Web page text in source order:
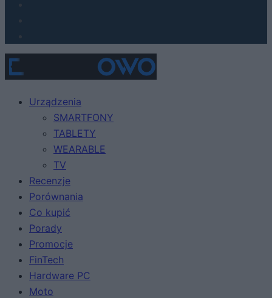
Urządzenia
SMARTFONY
TABLETY
WEARABLE
TV
Recenzje
Porównania
Co kupić
Porady
Promocje
FinTech
Hardware PC
Moto